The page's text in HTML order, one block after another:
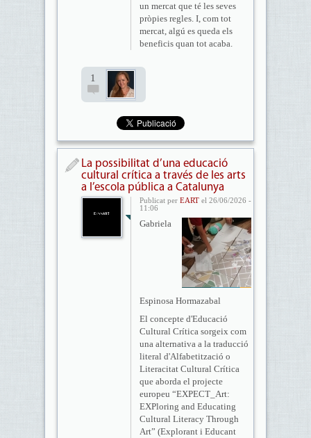
un mercat que té les seves
pròpies regles. I, com tot
mercat, algú es queda els
beneficis quan tot acaba.
1
La possibilitat d’una educació
cultural crítica a través de les arts
a l’escola pública a Catalunya
Publicat per EARTel 26/06/2026 -
11:06
Gabriela
Espinosa Hormazabal
El concepte d'Educació
Cultural Crítica sorgeix com
una alternativa a la traducció
literal d'Alfabetització o
Literacitat Cultural Crítica
que aborda el projecte
europeu “EXPECT_Art:
EXPloring and Educating
Cultural Literacy Through
Art” (Explorant i Educant